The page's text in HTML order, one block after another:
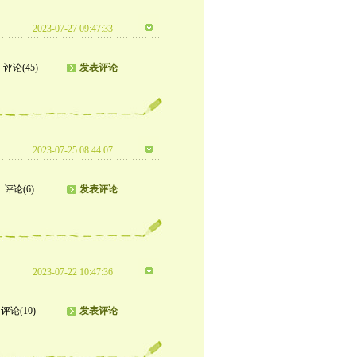
2023-07-27 09:47:33
评论(45) 发表评论
2023-07-25 08:44:07
评论(6) 发表评论
2023-07-22 10:47:36
评论(10) 发表评论